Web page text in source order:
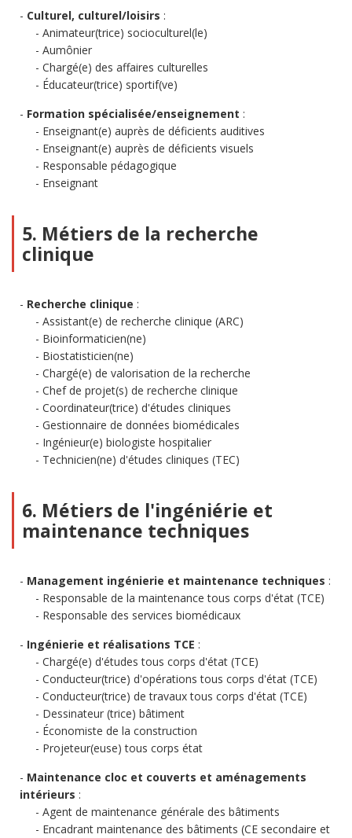
Culturel, culturel/loisirs :
Animateur(trice) socioculturel(le)
Aumônier
Chargé(e) des affaires culturelles
Éducateur(trice) sportif(ve)
Formation spécialisée/enseignement :
Enseignant(e) auprès de déficients auditives
Enseignant(e) auprès de déficients visuels
Responsable pédagogique
Enseignant
5. Métiers de la recherche
clinique
Recherche clinique :
Assistant(e) de recherche clinique (ARC)
Bioinformaticien(ne)
Biostatisticien(ne)
Chargé(e) de valorisation de la recherche
Chef de projet(s) de recherche clinique
Coordinateur(trice) d'études cliniques
Gestionnaire de données biomédicales
Ingénieur(e) biologiste hospitalier
Technicien(ne) d'études cliniques (TEC)
6. Métiers de l'ingéniérie et
maintenance techniques
Management ingénierie et maintenance techniques :
Responsable de la maintenance tous corps d'état (TCE)
Responsable des services biomédicaux
Ingénierie et réalisations TCE :
Chargé(e) d'études tous corps d'état (TCE)
Conducteur(trice) d'opérations tous corps d'état (TCE)
Conducteur(trice) de travaux tous corps d'état (TCE)
Dessinateur (trice) bâtiment
Économiste de la construction
Projeteur(euse) tous corps état
Maintenance cloc et couverts et aménagements
intérieurs :
Agent de maintenance générale des bâtiments
Encadrant maintenance des bâtiments (CE secondaire et